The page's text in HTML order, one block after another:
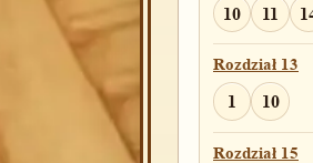
10 11
Rozdział 13
1 10
Rozdział 15